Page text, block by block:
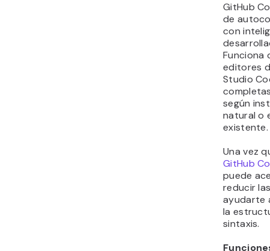
GitHub
de
con
Funciona
editores
Studio
según
natural o
existente.
Una vez
GitHub
puede
reducir
ayudarte
la
sintaxis.